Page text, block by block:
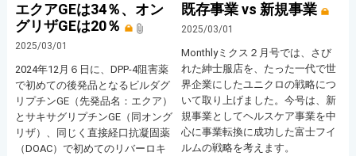
エクアGEは34％、オン
グリザGEは20％
2025/03/01
2024年12月６日に、DPP-4阻害薬
で初めての後発品となるビルダグ
リプチンGE（先発品名：エクア）
とサキサグリプチンGE（同オング
リザ）、同じく直接経口抗凝固薬
（DOAC）で初めてのリバーロキ
既存事業 vs 新規事業
2025/03/01
Monthlyミクス２月号では、さび
れた紳士服店を、たった一代で世
界企業にしたユニクロの戦略につ
いて取り上げました。今号は、新
規事業としてヘルスケア事業を中
心に事業転換に成功した富士フイ
ルムの戦略を考えます。